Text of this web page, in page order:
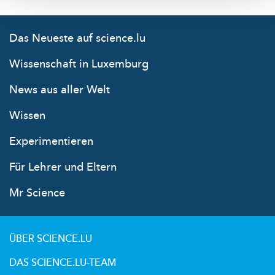
Das Neueste auf science.lu
Wissenschaft in Luxemburg
News aus aller Welt
Wissen
Experimentieren
Für Lehrer und Eltern
Mr Science
ÜBER SCIENCE.LU
DAS SCIENCE.LU-TEAM